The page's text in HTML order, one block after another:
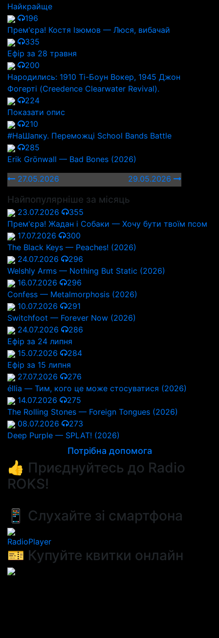
Найкрайще
196
Прем'єра! Костя Ізюмов — Люся, вибачай
335
Ефір за 28 травня
200
Народились: 1910 Ті-Боун Вокер, 1945 Джон
Фогерті (Creedence Clearwater Revival).
224
Показати опис
210
#НаШапку. Переможці School Bands Battle
285
Erik Grönwall — Bad Bones (2026)
27.05.2026
29.05.2026
Найпопулярніше за місяць
23.07.2026
355
Прем'єра! Жадан і Собаки — Хочу бути твоїм псом
17.07.2026
300
The Black Keys — Peaches! (2026)
24.07.2026
296
Welshly Arms — Nothing But Static (2026)
16.07.2026
296
Confess — Metalmorphosis (2026)
10.07.2026
291
Switchfoot — Forever Now (2026)
24.07.2026
286
Ефір за 24 липня
15.07.2026
284
Ефір за 15 липня
27.07.2026
276
éllia — Тим, кого це може стосуватися (2026)
14.07.2026
275
The Rolling Stones — Foreign Tongues (2026)
08.07.2026
273
Deep Purple — SPLAT! (2026)
Потрібна допомога
👍 Приєднуйтесь до Radio
ROKS!
📱 Слухайте зі смартфона
RadioPlayer
🎫 Купуйте квитки онлайн